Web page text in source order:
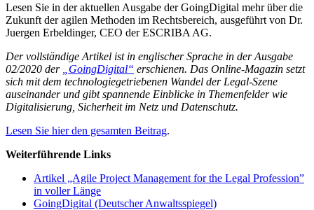
Lesen Sie in der aktuellen Ausgabe der GoingDigital mehr über die
Zukunft der agilen Methoden im Rechtsbereich, ausgeführt von Dr.
Juergen Erbeldinger, CEO der ESCRIBA AG.
Der vollständige Artikel ist in englischer Sprache in der Ausgabe
02/2020 der
„GoingDigital“ erschienen. Das Online-Magazin setzt
sich mit dem technologiegetriebenen Wandel der Legal-Szene
auseinander und gibt spannende Einblicke in Themenfelder wie
Digitalisierung, Sicherheit im Netz und Datenschutz.
Lesen Sie hier den gesamten Beitrag.
Weiterführende Links
Artikel „Agile Project Management for the Legal Profession”
in voller Länge
GoingDigital (Deutscher Anwaltsspiegel)